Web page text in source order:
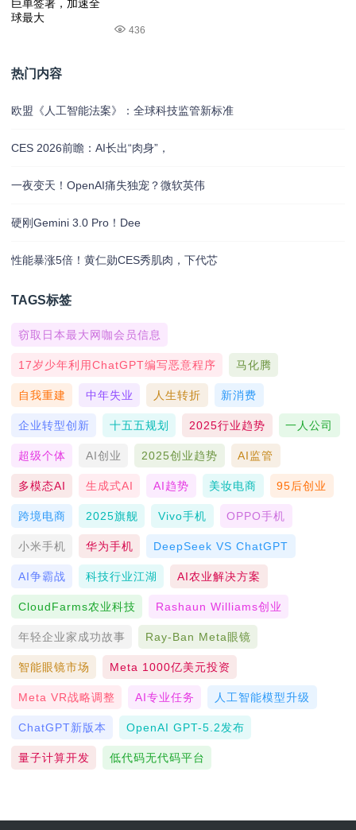
436
热门内容
欧盟《人工智能法案》：全球科技监管新标准
CES 2026前瞻：AI长出“肉身”，
一夜变天！OpenAI痛失独宠？微软英伟
硬刚Gemini 3.0 Pro！Dee
性能暴涨5倍！黄仁勋CES秀肌肉，下代芯
TAGS标签
窃取日本最大网咖会员信息
17岁少年利用ChatGPT编写恶意程序 马化腾
自我重建 中年失业 人生转折 新消费
企业转型创新 十五五规划 2025行业趋势 一人公司
超级个体 AI创业 2025创业趋势 AI监管
多模态AI 生成式AI AI趋势 美妆电商 95后创业
跨境电商 2025旗舰 Vivo手机 OPPO手机
小米手机 华为手机 DeepSeek VS ChatGPT
AI争霸战 科技行业江湖 AI农业解决方案
CloudFarms农业科技 Rashaun Williams创业
年轻企业家成功故事 Ray-Ban Meta眼镜
智能眼镜市场 Meta 1000亿美元投资
Meta VR战略调整 AI专业任务 人工智能模型升级
ChatGPT新版本 OpenAI GPT-5.2发布
量子计算开发 低代码无代码平台